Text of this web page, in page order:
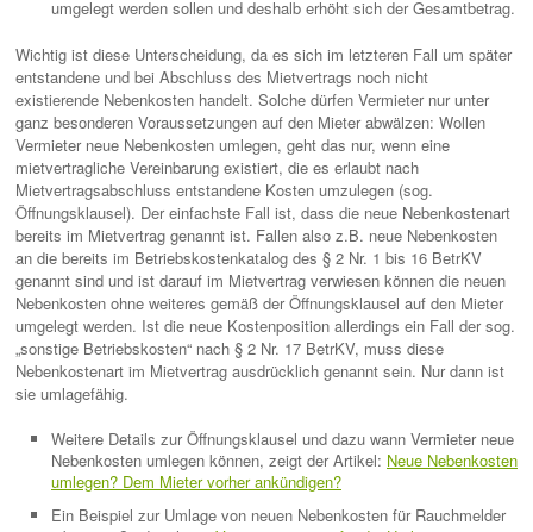
umgelegt werden sollen und deshalb erhöht sich der Gesamtbetrag.
Wichtig ist diese Unterscheidung, da es sich im letzteren Fall um später
entstandene und bei Abschluss des Mietvertrags noch nicht
existierende Nebenkosten handelt. Solche dürfen Vermieter nur unter
ganz besonderen Voraussetzungen auf den Mieter abwälzen: Wollen
Vermieter neue Nebenkosten umlegen, geht das nur, wenn eine
mietvertragliche Vereinbarung existiert, die es erlaubt nach
Mietvertragsabschluss entstandene Kosten umzulegen (sog.
Öffnungsklausel). Der einfachste Fall ist, dass die neue Nebenkostenart
bereits im Mietvertrag genannt ist. Fallen also z.B. neue Nebenkosten
an die bereits im Betriebskostenkatalog des § 2 Nr. 1 bis 16 BetrKV
genannt sind und ist darauf im Mietvertrag verwiesen können die neuen
Nebenkosten ohne weiteres gemäß der Öffnungsklausel auf den Mieter
umgelegt werden. Ist die neue Kostenposition allerdings ein Fall der sog.
„sonstige Betriebskosten“ nach § 2 Nr. 17 BetrKV, muss diese
Nebenkostenart im Mietvertrag ausdrücklich genannt sein. Nur dann ist
sie umlagefähig.
Weitere Details zur Öffnungsklausel und dazu wann Vermieter neue
Nebenkosten umlegen können, zeigt der Artikel: Neue Nebenkosten
umlegen? Dem Mieter vorher ankündigen?
Ein Beispiel zur Umlage von neuen Nebenkosten für Rauchmelder